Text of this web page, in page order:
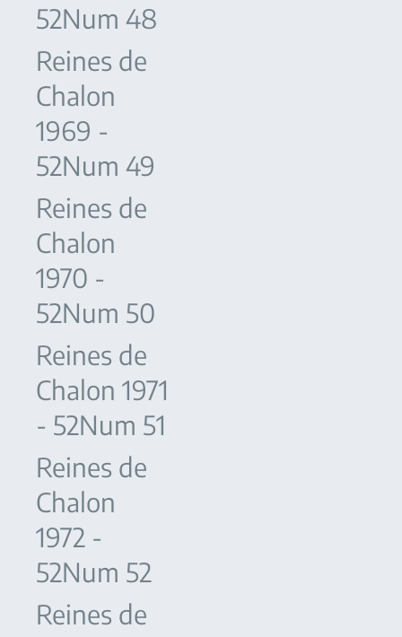
52Num 48
Reines de
Chalon
1969 -
52Num 49
Reines de
Chalon
1970 -
52Num 50
Reines de
Chalon 1971
- 52Num 51
Reines de
Chalon
1972 -
52Num 52
Reines de